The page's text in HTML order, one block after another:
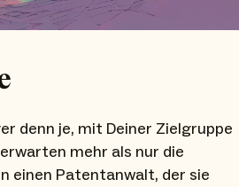
denn je, mit Deiner Zielgruppe
mehr als nur die
einen Patentanwalt, der sie